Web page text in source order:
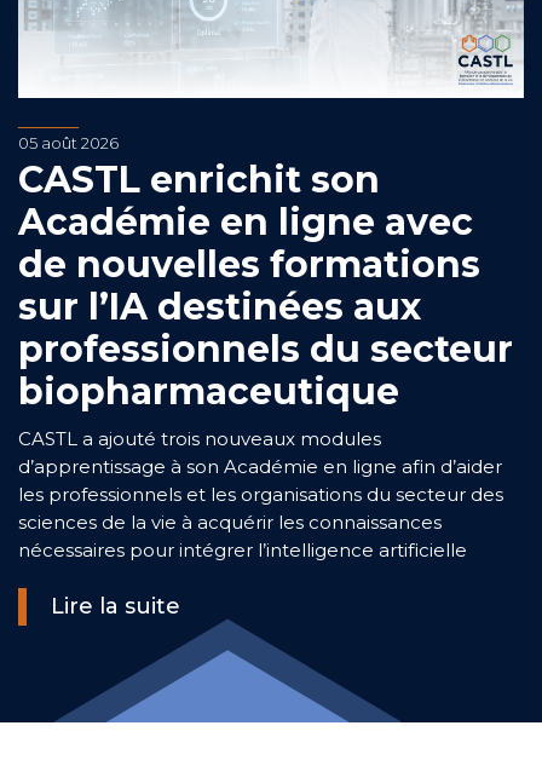
05 août 2026
CASTL enrichit son
Académie en ligne avec
de nouvelles formations
sur l’IA destinées aux
professionnels du secteur
biopharmaceutique
CASTL a ajouté trois nouveaux modules
d’apprentissage à son Académie en ligne afin d’aider
les professionnels et les organisations du secteur des
sciences de la vie à acquérir les connaissances
nécessaires pour intégrer l’intelligence artificielle
Lire la suite